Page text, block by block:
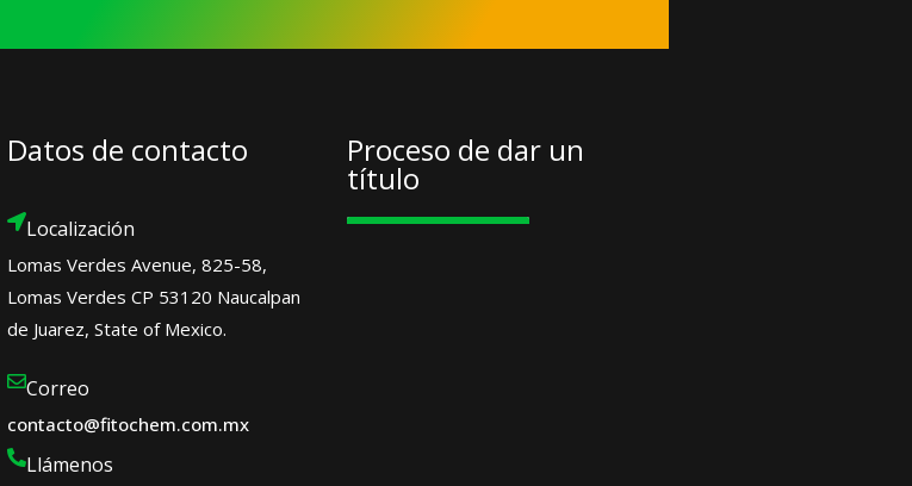
Datos de contacto
Localización
Lomas Verdes Avenue, 825-58,
Lomas Verdes CP 53120 Naucalpan
de Juarez, State of Mexico.
Correo
contacto@fitochem.com.mx
Llámenos
Proceso de dar un
título